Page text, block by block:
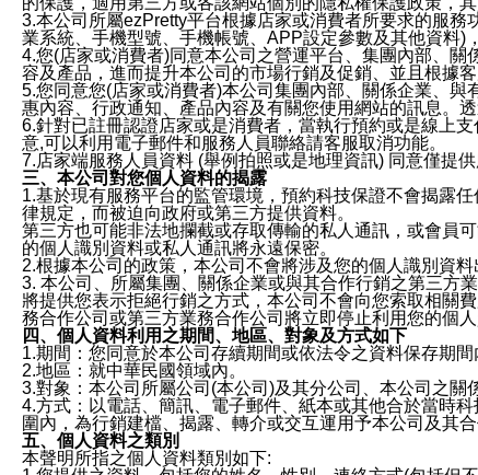
3.本公司所屬ezPretty平台根據店家或消費者所要求的服
業系統、手機型號、手機帳號、APP設定參數及其他資料)
4.您(店家或消費者)同意本公司之營運平台、集團內部、
容及產品，進而提升本公司的市場行銷及促銷、並且根據
5.您同意您(店家或消費者)本公司集團內部、關係企業、
惠內容、行政通知、產品內容及有關您使用網站的訊息。
6.針對已註冊認證店家或是消費者，當執行預約或是線上
意,可以利用電子郵件和服務人員聯絡請客服取消功能。
7.店家端服務人員資料 (舉例拍照或是地理資訊) 同意僅提
三、本公司對您個人資料的揭露
1.基於現有服務平台的監管環境，預約科技保證不會揭露
律規定，而被迫向政府或第三方提供資料。
第三方也可能非法地攔截或存取傳輸的私人通訊，或會員
的個人識別資料或私人通訊將永遠保密。
2.根據本公司的政策，本公司不會將涉及您的個人識別資料
3. 本公司、所屬集團、關係企業或與其合作行銷之第三方
將提供您表示拒絕行銷之方式，本公司不會向您索取相關
務合作公司或第三方業務合作公司將立即停止利用您的個人
四、個人資料利用之期間、地區、對象及方式如下
1.期間：您同意於本公司存續期間或依法令之資料保存期
2.地區：就中華民國領域內。
3.對象：本公司所屬公司(本公司)及其分公司、本公司之關
4.方式：以電話、簡訊、電子郵件、紙本或其他合於當時
圍內，為行銷建檔、揭露、轉介或交互運用予本公司及其合
五、個人資料之類別
本聲明所指之個人資料類別如下: